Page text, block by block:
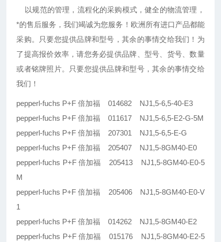
以规范的管理，流程化的采购模式，健全的物流管理，
*的售后服务，我们竭诚为您服务！欧洲所有进口产品都能
采购。只要您提供品牌和型号，其余的事情交给我们！为
了提高报价效率，请您务必提供品牌、型号、货号、数量
或者铭牌照片。只要您提供品牌和型号，其余的事情交给
我们！
pepperl-fuchs P+F 倍加福 014682 NJ1,5-6,5-40-E3
pepperl-fuchs P+F 倍加福 011617 NJ1,5-6,5-E2-G-5M
pepperl-fuchs P+F 倍加福 207301 NJ1,5-6,5-E-G
pepperl-fuchs P+F 倍加福 205407 NJ1,5-8GM40-E0
pepperl-fuchs P+F 倍加福 205413 NJ1,5-8GM40-E0-5
M
pepperl-fuchs P+F 倍加福 205406 NJ1,5-8GM40-E0-V
1
pepperl-fuchs P+F 倍加福 014262 NJ1,5-8GM40-E2
pepperl-fuchs P+F 倍加福 015176 NJ1,5-8GM40-E2-5